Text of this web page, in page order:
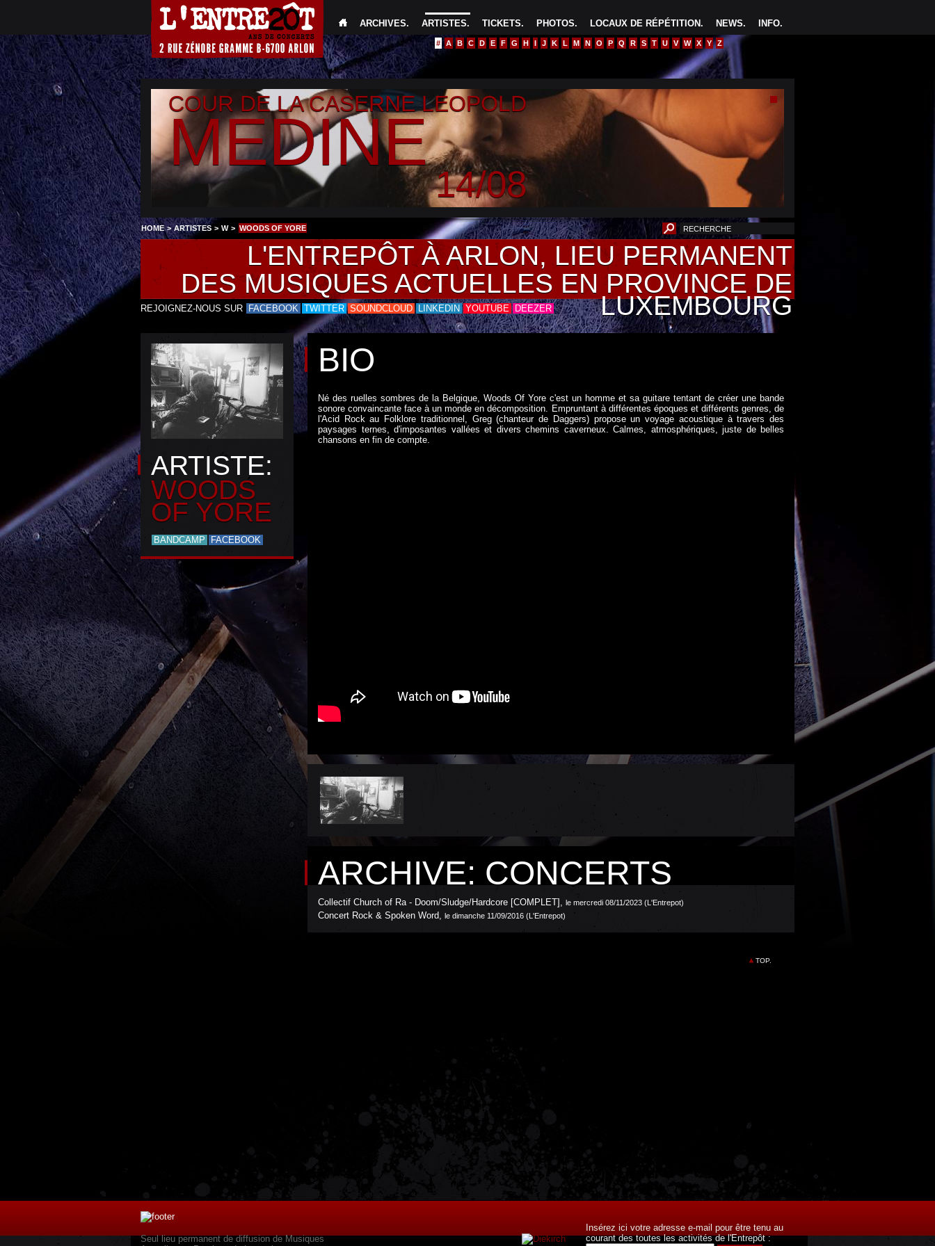
INFO.
NEWS.
LOCAUX DE RÉPÉTITION.
PHOTOS.
TICKETS.
ARTISTES.
ARCHIVES.
# A B C D E F G H I J K L M N O P Q R S T U V W X Y Z
COUR DE LA CASERNE LEOPOLD
MEDINE
14/08
HOME>ARTISTES > W > WOODS OF YORE
L'ENTREPÔT À ARLON, LIEU PERMANENT
DES MUSIQUES ACTUELLES EN PROVINCE DE
LUXEMBOURG
REJOIGNEZ-NOUS SUR FACEBOOK TWITTER SOUNDCLOUD LINKEDIN YOUTUBE DEEZER
ARTISTE:
WOODS
OF YORE
BANDCAMP FACEBOOK
BIO
Né des ruelles sombres de la Belgique, Woods Of Yore c'est un homme et sa guitare tentant de créer une bande
sonore convaincante face à un monde en décomposition. Empruntant à différentes époques et différents genres, de
l'Acid Rock au Folklore traditionnel, Greg (chanteur de Daggers) propose un voyage acoustique à travers des
paysages ternes, d'imposantes vallées et divers chemins caverneux. Calmes, atmosphériques, juste de belles
chansons en fin de compte.
ARCHIVE: CONCERTS
Collectif Church of Ra - Doom/Sludge/Hardcore [COMPLET] le mercredi 08/11/2023 (L'Entrepot)
Concert Rock & Spoken Word le dimanche 11/09/2016 (L'Entrepot)
TOP.
Insérez ici votre adresse e-mail pour être tenu au
courant des toutes les activités de l'Entrepôt :
Seul lieu permanent de diffusion de Musiques